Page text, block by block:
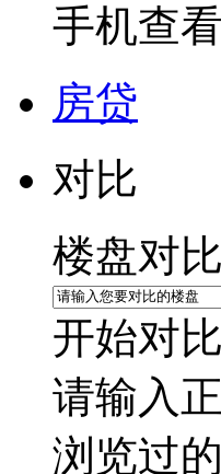
手机查
房贷
对比
楼盘对
开始对比
请输入
浏览过